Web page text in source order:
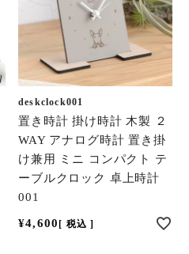
deskclock001
置き時計 掛け時計 木製 ２
WAY アナログ時計 置き掛
け兼用 ミニ コンパクト テ
ーブルクロック 卓上時計
001
¥4,600 税込